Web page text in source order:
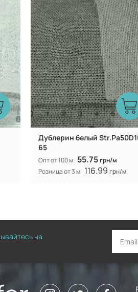
Производитель: Китай
Дублерин белый
65
Опт от 100 м 55.75грн/м
Розница от 3 м 116.99 грн/м
на